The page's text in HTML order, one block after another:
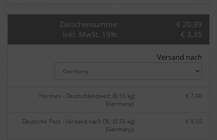
Zwischensumme:
€ 20,99
inkl. MwSt. 19%:
€ 3,35
Versand nach
Hermes - Deutschlandweit: (0.55 kg)
(Germany):
€ 7,00
Deutsche Post - Versand nach DE: (0.55 kg)
(Germany):
€ 9,50